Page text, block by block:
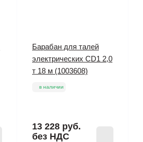
Барабан для талей
электрических CD1 2,0
т 18 м (1003608)
в наличии
13 228 руб.
без НДС